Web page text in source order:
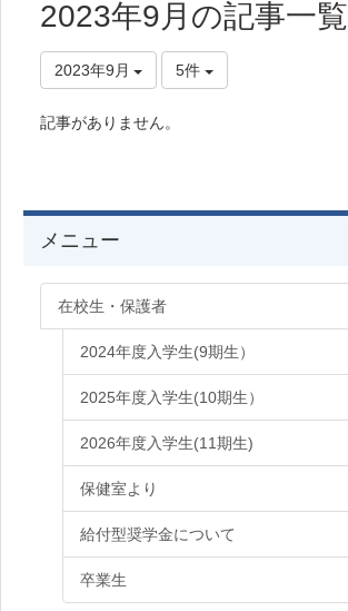
2023年9月の記事一覧
2023年9月 5件
記事がありません。
メニュー
在校生・保護者
2024年度入学生(9期生）
2025年度入学生(10期生）
2026年度入学生(11期生)
保健室より
給付型奨学金について
卒業生